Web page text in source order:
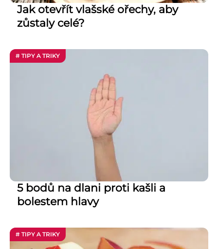
Jak otevřít vlašské ořechy, aby
zůstaly celé?
# TIPY A TRIKY
5 bodů na dlani proti kašli a
bolestem hlavy
# TIPY A TRIKY